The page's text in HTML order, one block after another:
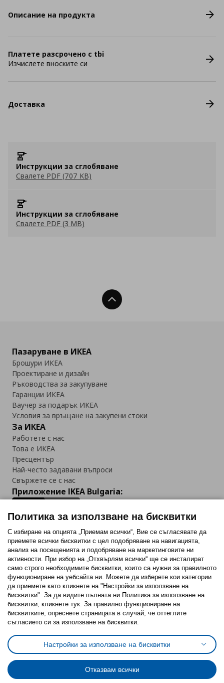
Описание на продукта
Платете разсрочено с tbi
Изчислете вноските си
Доставка
Инструкции за сглобяване
Свалете PDF (707 KB)
Инструкции за сглобяване
Свалете PDF (3 MB)
Нагоре
Пазаруване в ИКЕА
Брошури ИКЕА
Проектиране и дизайн
Ръководства за закупуване
Гаранции ИКЕА
Ваучер за подарък ИКЕА
Условия за връщане на закупени стоки
За ИКЕА
Работете с нас
Това е ИКЕА
Пресцентър
Най-често задавани въпроси
Свържете се с нас
Приложение IKEA Bulgaria:
Последвайте ни:
FacebookTwitterYoutubePinterestInstagram
Политика за използване на бисквитки (Cookies)
Избор на настройки за използване на бисквитки
Условия за ползване на ikea.bgОбща политика за личните данни
Политика за защита на личните данни на ikea.bg
Общи условия на програма IKEA Family
Политика за защита на лични данни на програма IKEA Family
Политика за използване на бисквитки
С избиране на опцията „Приемам всички“, Вие се съгласявате да
приемете всички бисквитки с цел подобряване на навигацията,
анализ на посещенията и подобряване на маркетинговите ни
активности. При избор на „Отхвърлям всички“ ще се инсталират
само строго необходимитe бисквитки, които са нужни за правилното
функциониране на уебсайта ни. Можете да изберете кои категории
да приемете като кликнете на "Настройки за използване на
бисквитки". За да видите пълната ни Политика за използване на
бисквитки, кликнете тук. За правилно функциониране на
бисквитките, опреснете страницата в случай, че оттеглите
съгласието си за използване на бисквитки.
Настройки за използване на бисквитки
Отказвам всички